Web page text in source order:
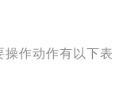
操作动作有以下表